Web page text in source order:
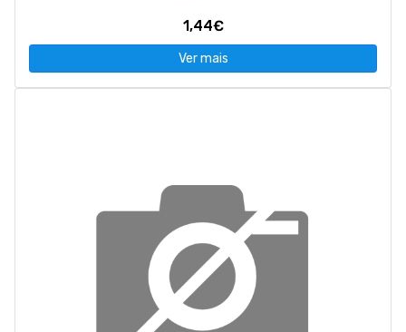
1,44€
Ver mais